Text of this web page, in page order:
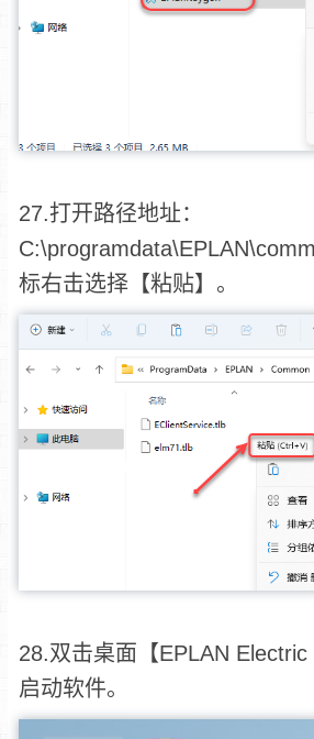
27.打开路径地址：
标右击选择【粘贴】。
28.双击桌面【EPLAN
启动软件。